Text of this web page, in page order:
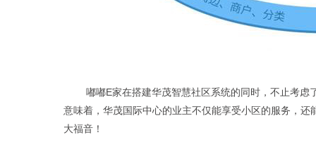
嘟嘟E家在搭建华茂智慧社区系统的同时，不止考
意味着，华茂国际中心的业主不仅能享受小区的服务，
大福音！